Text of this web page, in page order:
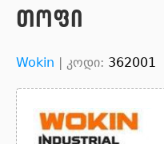
თოფი
Wokin | კოდი: 362001